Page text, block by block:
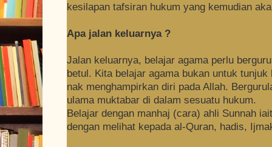
kesilapan tafsiran hukum yang kemudian
Apa jalan keluarnya ?
Jalan keluarnya, belajar agama perlu
betul. Kita belajar agama bukan untuk
nak menghampirkan diri pada Allah.
ulama muktabar di dalam sesuatu hukum.
Belajar dengan manhaj (cara) ahli Sunnah
dengan melihat kepada al-Quran, hadis,